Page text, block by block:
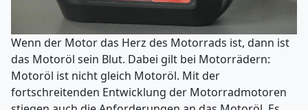
Wenn der Motor das Herz des Motorrads ist, dann ist
das Motoröl sein Blut. Dabei gilt bei Motorrädern:
Motoröl ist nicht gleich Motoröl. Mit der
fortschreitenden Entwicklung der Motorradmotoren